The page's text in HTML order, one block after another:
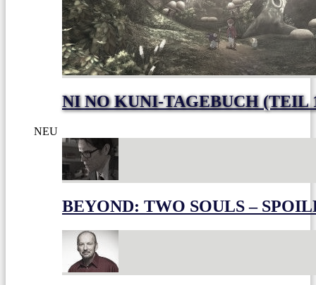
NI NO KUNI-TAGEBUCH (TEIL
NEU
BEYOND: TWO SOULS –